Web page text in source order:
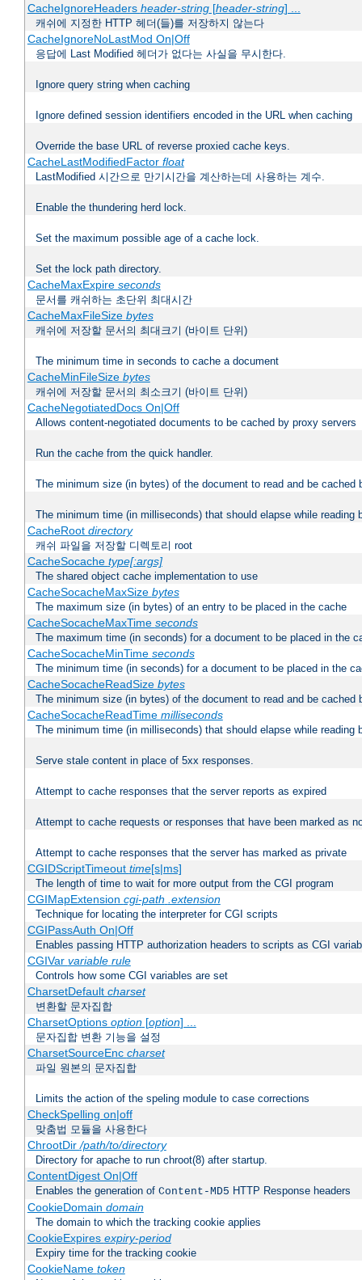
CacheIgnoreHeaders header-string[header-string] ...
캐쉬에 지정한 HTTP 헤더(들)를 저장하지 않는다
CacheIgnoreNoLastMod On|Off
응답에 Last Modified 헤더가 없다는 사실을 무시한다.
Ignore query string when caching
Ignore defined session identifiers encoded in the URL when caching
Override the base URL of reverse proxied cache keys.
CacheLastModifiedFactor float
LastModified 시간으로 만기시간을 계산하는데 사용하는 계수.
Enable the thundering herd lock.
Set the maximum possible age of a cache lock.
Set the lock path directory.
CacheMaxExpire seconds
문서를 캐쉬하는 초단위 최대시간
CacheMaxFileSize bytes
캐쉬에 저장할 문서의 최대크기 (바이트 단위)
The minimum time in seconds to cache a document
CacheMinFileSize bytes
캐쉬에 저장할 문서의 최소크기 (바이트 단위)
CacheNegotiatedDocs On|Off
Allows content-negotiated documents to be cached by proxy servers
Run the cache from the quick handler.
The minimum size (in bytes) of the document to read and be cached
The minimum time (in milliseconds) that should elapse while reading
CacheRoot directory
캐쉬 파일을 저장할 디렉토리 root
CacheSocache type[:args]
The shared object cache implementation to use
CacheSocacheMaxSize bytes
The maximum size (in bytes) of an entry to be placed in the cache
CacheSocacheMaxTime seconds
The maximum time (in seconds) for a document to be placed in the
CacheSocacheMinTime seconds
The minimum time (in seconds) for a document to be placed in the
CacheSocacheReadSize bytes
The minimum size (in bytes) of the document to read and be cached
CacheSocacheReadTime milliseconds
The minimum time (in milliseconds) that should elapse while reading
Serve stale content in place of 5xx responses.
Attempt to cache responses that the server reports as expired
Attempt to cache requests or responses that have been marked as
Attempt to cache responses that the server has marked as private
CGIDScriptTimeout time[s|ms]
The length of time to wait for more output from the CGI program
CGIMapExtension cgi-path .extension
Technique for locating the interpreter for CGI scripts
CGIPassAuth On|Off
Enables passing HTTP authorization headers to scripts as CGI
CGIVar variable rule
Controls how some CGI variables are set
CharsetDefault charset
변환할 문자집합
CharsetOptions option[option] ...
문자집합 변환 기능을 설정
CharsetSourceEnc charset
파일 원본의 문자집합
Limits the action of the speling module to case corrections
CheckSpelling on|off
맞춤법 모듈을 사용한다
ChrootDir/path/to/directory
Directory for apache to run chroot(8) after startup.
ContentDigest On|Off
Enables the generation of Content-MD5 HTTP Response headers
CookieDomain domain
The domain to which the tracking cookie applies
CookieExpires expiry-period
Expiry time for the tracking cookie
CookieName token